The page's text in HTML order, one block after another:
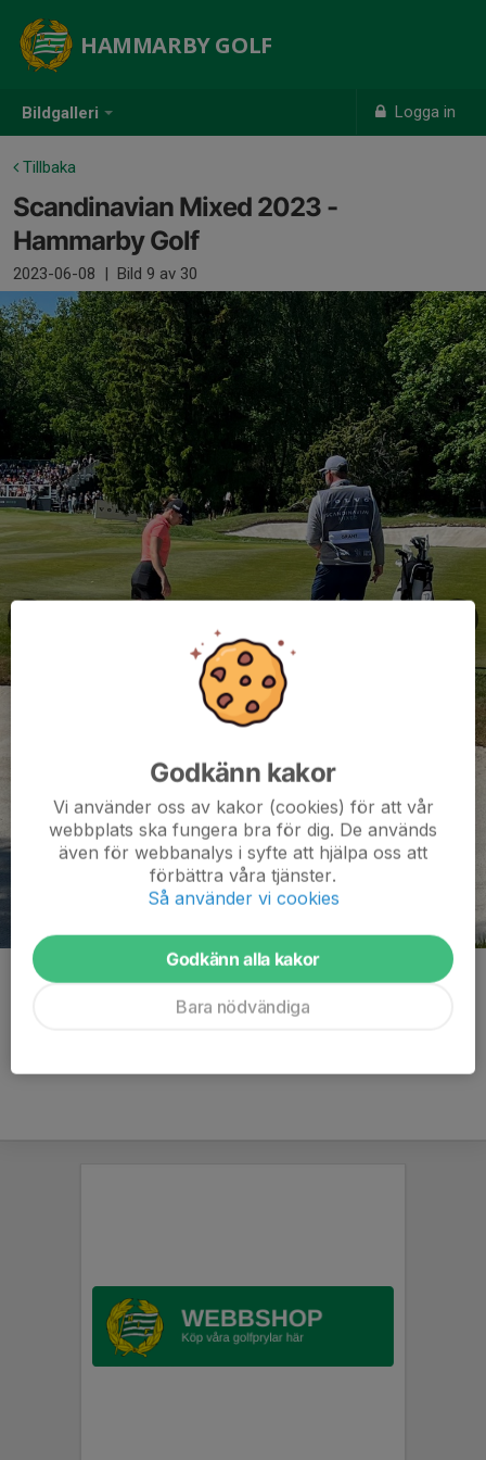
Bildgalleri Logga in
HAMMARBY GOLF
Tillbaka
Scandinavian Mixed 2023 -
Hammarby Golf
2023-06-08 | Bild 9 av 30
Kommentarer
Godkänn kakor
Vi använder oss av kakor (cookies) för att vår
webbplats ska fungera bra för dig. De används
även för webbanalys i syfte att hjälpa oss att
förbättra våra tjänster.
Så använder vi cookies
Godkänn alla kakor
Bara nödvändiga